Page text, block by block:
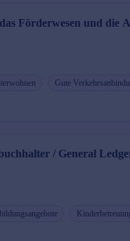
Förderwesen und die
Gute
/ General